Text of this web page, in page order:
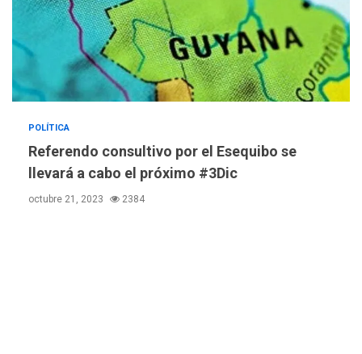
POLÍTICA
Referendo consultivo por el Esequibo se
llevará a cabo el próximo #3Dic
octubre 21, 2023 2384
EEUU confía acuerdo «muy
pronto» sobre Ormuz
REGIONALES
TITULARES
ÚLTIMA HORA
Guardia Nacional
Esparta